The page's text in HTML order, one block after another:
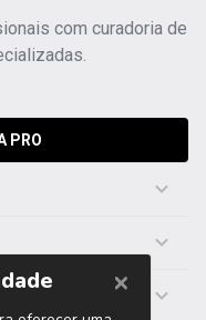
com curadoria de
PRO